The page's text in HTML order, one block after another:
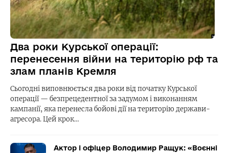
Два роки Курської операції:
перенесення війни на територію рф та
злам планів Кремля
Сьогодні виповнюється два роки від початку Курської
операції — безпрецедентної за задумом і виконанням
кампанії, яка перенесла бойові дії на територію держави-
агресора. Цей крок…
Актор і офіцер Володимир Ращук: «Воєнні